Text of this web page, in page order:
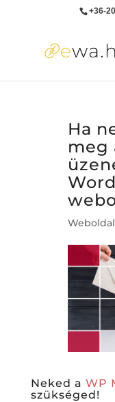
+36-
Ha
meg
Weboldal
Neked a WP
szükséged!